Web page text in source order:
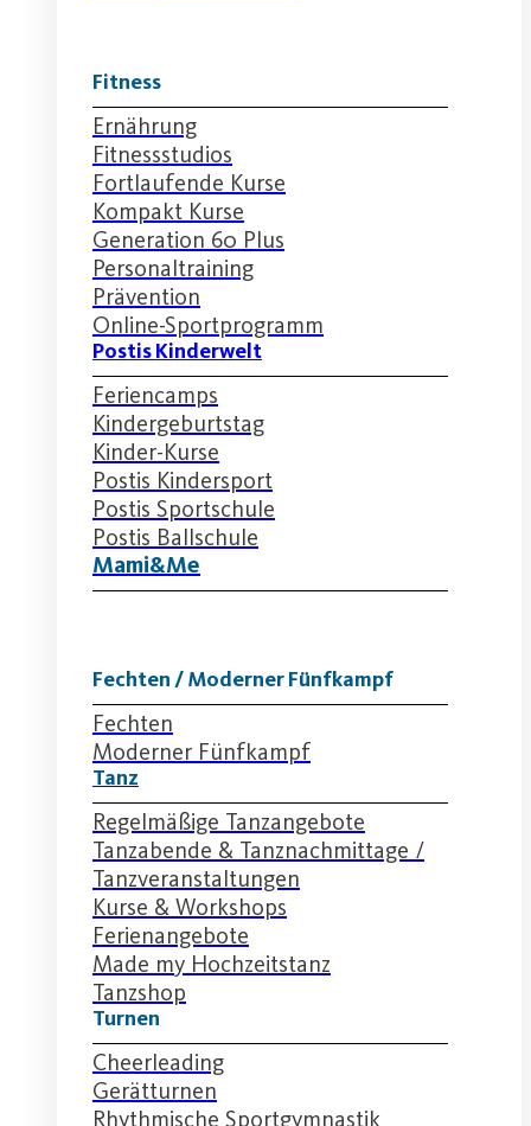
Fitness
Ernährung
Fitnessstudios
Fortlaufende Kurse
Kompakt Kurse
Generation 60 Plus
Personaltraining
Prävention
Online-Sportprogramm
Postis Kinderwelt
Feriencamps
Kindergeburtstag
Kinder-Kurse
Postis Kindersport
Postis Sportschule
Postis Ballschule
Mami&Me
Fechten / Moderner Fünfkampf
Fechten
Moderner Fünfkampf
Tanz
Regelmäßige Tanzangebote
Tanzabende & Tanznachmittage /
Tanzveranstaltungen
Kurse & Workshops
Ferienangebote
Made my Hochzeitstanz
Tanzshop
Turnen
Cheerleading
Gerätturnen
Rhythmische Sportgymnastik